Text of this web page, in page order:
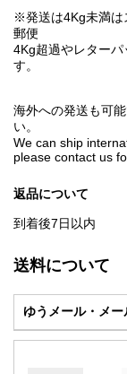
※発送は4Kg未満は
郵便
4Kg超過やレター
す。
海外への発送も可
い。
We can ship
please contact us
返品について
到着後7日以内
送料について
ゆうメール・メー